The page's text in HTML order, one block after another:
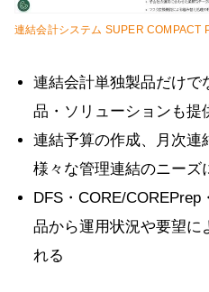
連結会計システム SUPER COMPACT
連結会計単独製品だけで
品・ソリューションも提
連結予算の作成、月次連
様々な管理連結のニーズ
DFS・CORE/COREPrep
品から運用状況や要望に
れる